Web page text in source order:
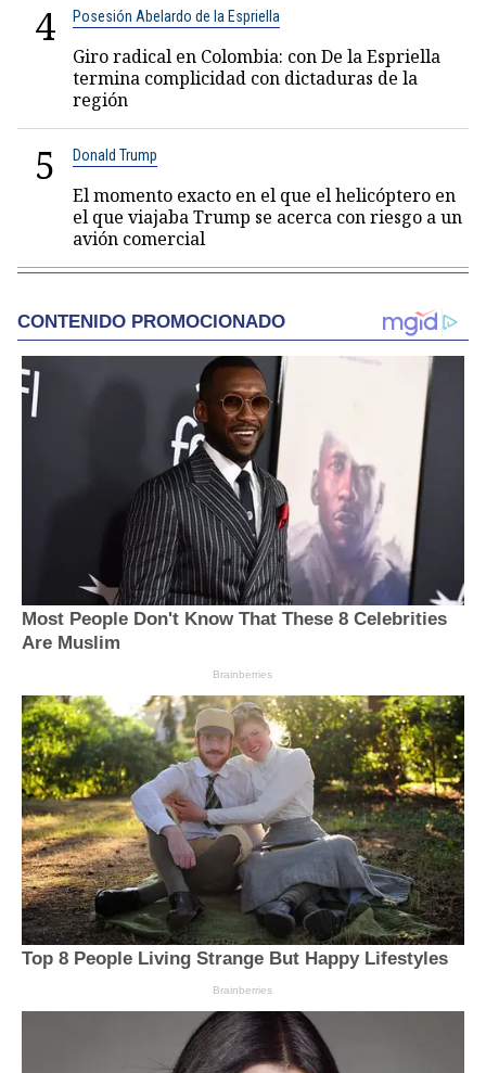
4 Posesión Abelardo de la Espriella
Giro radical en Colombia: con De la Espriella
termina complicidad con dictaduras de la
región
5 Donald Trump
El momento exacto en el que el helicóptero en
el que viajaba Trump se acerca con riesgo a un
avión comercial